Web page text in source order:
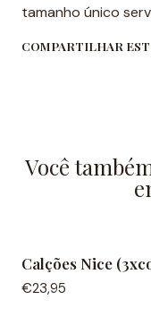
tamanho único
COMPARTILHAR
Você
NEW IN
Calções Nice
€23,95